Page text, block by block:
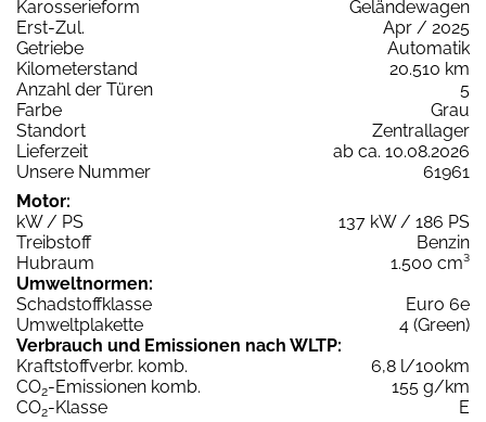
Karosserieform
Geländewagen
Erst-Zul.
Apr / 2025
Getriebe
Automatik
Kilometerstand
20.510 km
Anzahl der Türen
5
Farbe
Grau
Standort
Zentrallager
Lieferzeit
ab ca. 10.08.2026
Unsere Nummer
61961
Motor:
kW / PS
137 kW / 186 PS
Treibstoff
Benzin
Hubraum
1.500 cm³
Umweltnormen:
Schadstoffklasse
Euro 6e
Umweltplakette
4 (Green)
Verbrauch und Emissionen nach WLTP:
Kraftstoffverbr. komb.
6,8 l/100km
CO2-Emissionen komb.
155 g/km
CO2-Klasse
E